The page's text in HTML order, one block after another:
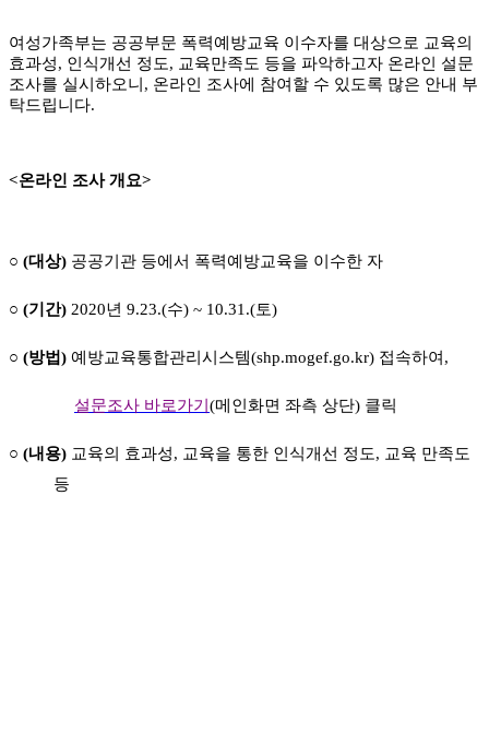
여성가족부는 공공부문 폭력예방교육 이수자를 대상으로 교육의
효과성, 인식개선 정도, 교육만족도 등을 파악하고자 온라인 설문
조사를 실시하오니 , 온라인 조사에 참여할 수 있도록 많은 안내 부
탁드립니다.
<온라인 조사 개요>
○ (대상) 공공기관 등에서 폭력예방교육을 이수한 자
○ (기간) 2020년 9.23.(수) ~ 10.31.(토)
○ (방법) 예방교육통합관리시스템(shp.mogef.go.kr) 접속하여 ,
설문조사 바로가기 (메인화면 좌측 상단) 클릭
○ (내용) 교육의 효과성, 교육을 통한 인식개선 정도, 교육 만족도
등